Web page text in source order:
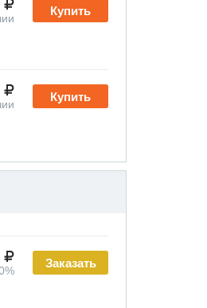
Купить
Купить
Заказать